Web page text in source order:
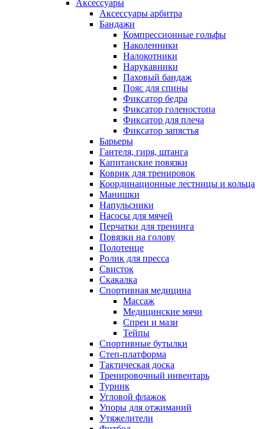
Аксессуары
Аксессуары арбитра
Бандажи
Компрессионные гольфы
Наколенники
Налокотники
Нарукавники
Паховый бандаж
Пояс для спины
Фиксатор бедра
Фиксатор голеностопа
Фиксатор для плеча
Фиксатор запястья
Барьеры
Гантеля, гиря, штанга
Капитанские повязки
Коврик для тренировок
Координационные лестницы и кольца
Манишки
Напульсники
Насосы для мячей
Перчатки для тренинга
Повязки на голову
Полотенце
Ролик для пресса
Свисток
Скакалка
Спортивная медицина
Массаж
Медицинские мячи
Спреи и мази
Тейпы
Спортивные бутылки
Степ-платформа
Тактическая доска
Тренировочный инвентарь
Турник
Угловой флажок
Упоры для отжиманий
Утяжелители